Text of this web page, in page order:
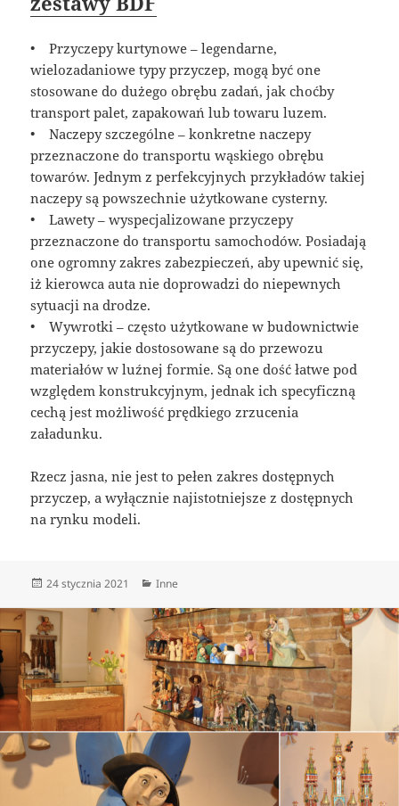
• Przyczepy kurtynowe – legendarne,
wielozadaniowe typy przyczep, mogą być one
stosowane do dużego obrębu zadań, jak choćby
transport palet, zapakowań lub towaru luzem.
• Naczepy szczególne – konkretne naczepy
przeznaczone do transportu wąskiego obrębu
towarów. Jednym z perfekcyjnych przykładów takiej
naczepy są powszechnie użytkowane cysterny.
• Lawety – wyspecjalizowane przyczepy
przeznaczone do transportu samochodów. Posiadają
one ogromny zakres zabezpieczeń, aby upewnić się,
iż kierowca auta nie doprowadzi do niepewnych
sytuacji na drodze.
• Wywrotki – często użytkowane w budownictwie
przyczepy, jakie dostosowane są do przewozu
materiałów w luźnej formie. Są one dość łatwe pod
względem konstrukcyjnym, jednak ich specyficzną
cechą jest możliwość prędkiego zrzucenia
załadunku.
Rzecz jasna, nie jest to pełen zakres dostępnych
przyczep, a wyłącznie najistotniejsze z dostępnych
na rynku modeli.
Data
24 stycznia 2021 Kategorie
Inne